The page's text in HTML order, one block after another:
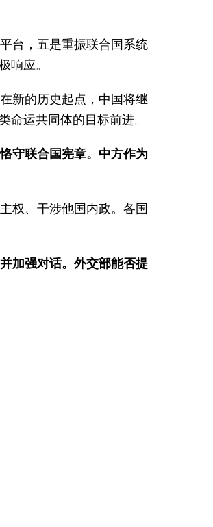
台，五是重振联合国系统
响应。
新的历史起点，中国将继
运共同体的目标前进。
守联合国宪章。中方作为
权、干涉他国内政。各国
加强对话。外交部能否提